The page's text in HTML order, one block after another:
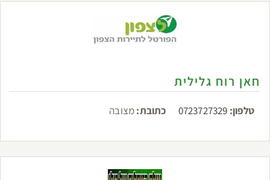
חאן רוח גלילית
טלפון: 0723727329 כתובת:מצובה